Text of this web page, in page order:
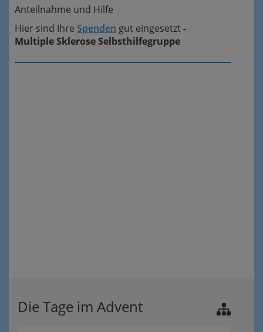
Anteilnahme und Hilfe
Hier sind Ihre Spenden gut eingesetzt-
Multiple Sklerose Selbsthilfegruppe
Die Tage im Advent